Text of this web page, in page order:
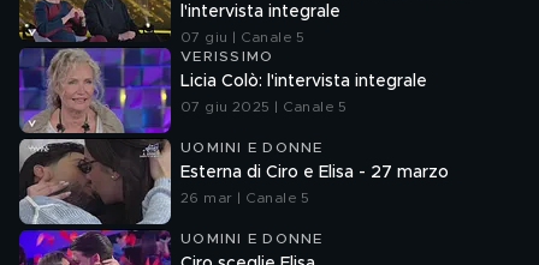
l'intervista integrale
07 giu | Canale 5
VERISSIMO
Licia Colò: l'intervista integrale
07 giu 2025 | Canale 5
UOMINI E DONNE
Esterna di Ciro e Elisa - 27 marzo
26 mar | Canale 5
UOMINI E DONNE